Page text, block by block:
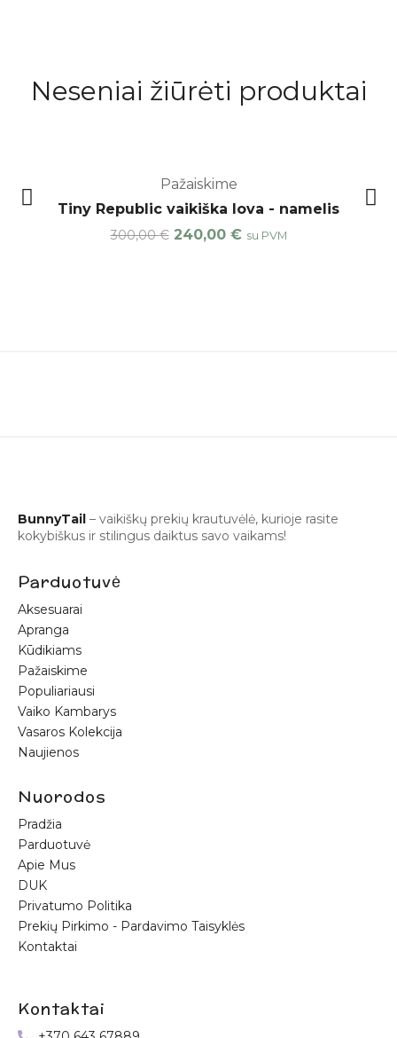
Neseniai žiūrėti produktai
Pažaiskime
Tiny Republic vaikiška lova - namelis
300,00€ 240,00 € su PVM
BunnyTail – vaikiškų prekių krautuvėlė, kurioje rasite
kokybiškus ir stilingus daiktus savo vaikams!
Parduotuvė
Aksesuarai
Apranga
Kūdikiams
Pažaiskime
Populiariausi
Vaiko Kambarys
Vasaros Kolekcija
Naujienos
Nuorodos
Pradžia
Parduotuvė
Apie Mus
DUK
Privatumo Politika
Prekių Pirkimo - Pardavimo Taisyklės
Kontaktai
Kontaktai